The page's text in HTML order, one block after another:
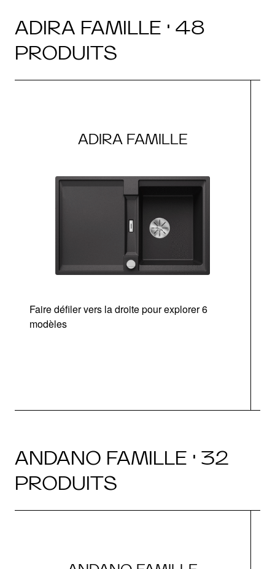
ADIRA FAMILLE · 48
PRODUITS
ADIRA FAMILLE
Faire défiler vers la droite pour explorer 6
modèles
ANDANO FAMILLE · 32
PRODUITS